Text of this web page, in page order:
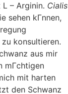
– Arginin. Cialis
sehen kГnnen,
konsultieren.
aus mir
mГchtigen
mit harten
den Schwanz